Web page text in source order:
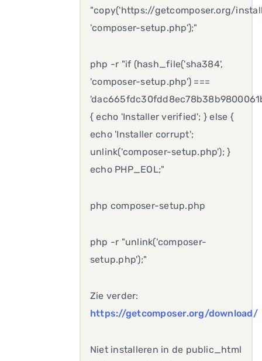
"copy('https://getcomposer.org/
'composer-setup.php');"
php -r "if (hash_file('sha384',
'composer-setup.php') ===
{ echo 'Installer verified'; } else {
echo 'Installer corrupt';
unlink('composer-setup.php'); }
echo PHP_EOL;"
php composer-setup.php
php -r "unlink('composer-
setup.php');"
Zie verder:
https://getcomposer.org/download/
Niet installeren in de public_html